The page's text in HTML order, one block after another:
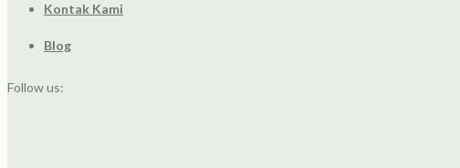
Kontak Kami
Blog
Follow us: